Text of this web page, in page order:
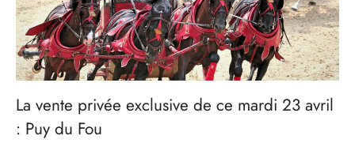
La vente privée exclusive de ce mardi 23 avril
: Puy du Fou